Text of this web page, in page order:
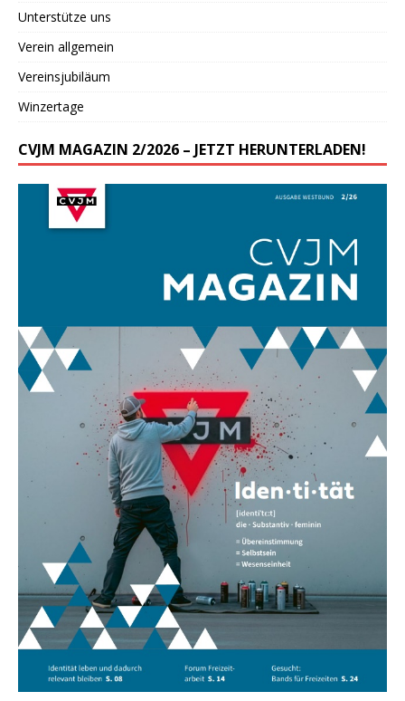
Unterstütze uns
Verein allgemein
Vereinsjubiläum
Winzertage
CVJM MAGAZIN 2/2026 – JETZT HERUNTERLADEN!